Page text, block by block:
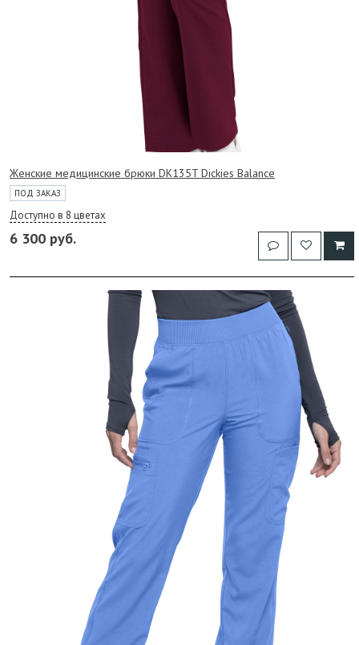
Женские медицинские брюки DK135T Dickies Balance
ПОД ЗАКАЗ
Доступно в 8 цветах
6 300 руб.